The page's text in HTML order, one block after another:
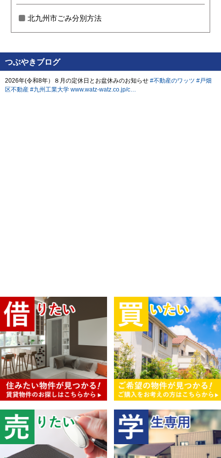
北九州市ごみ分別方法
つぶやきブログ